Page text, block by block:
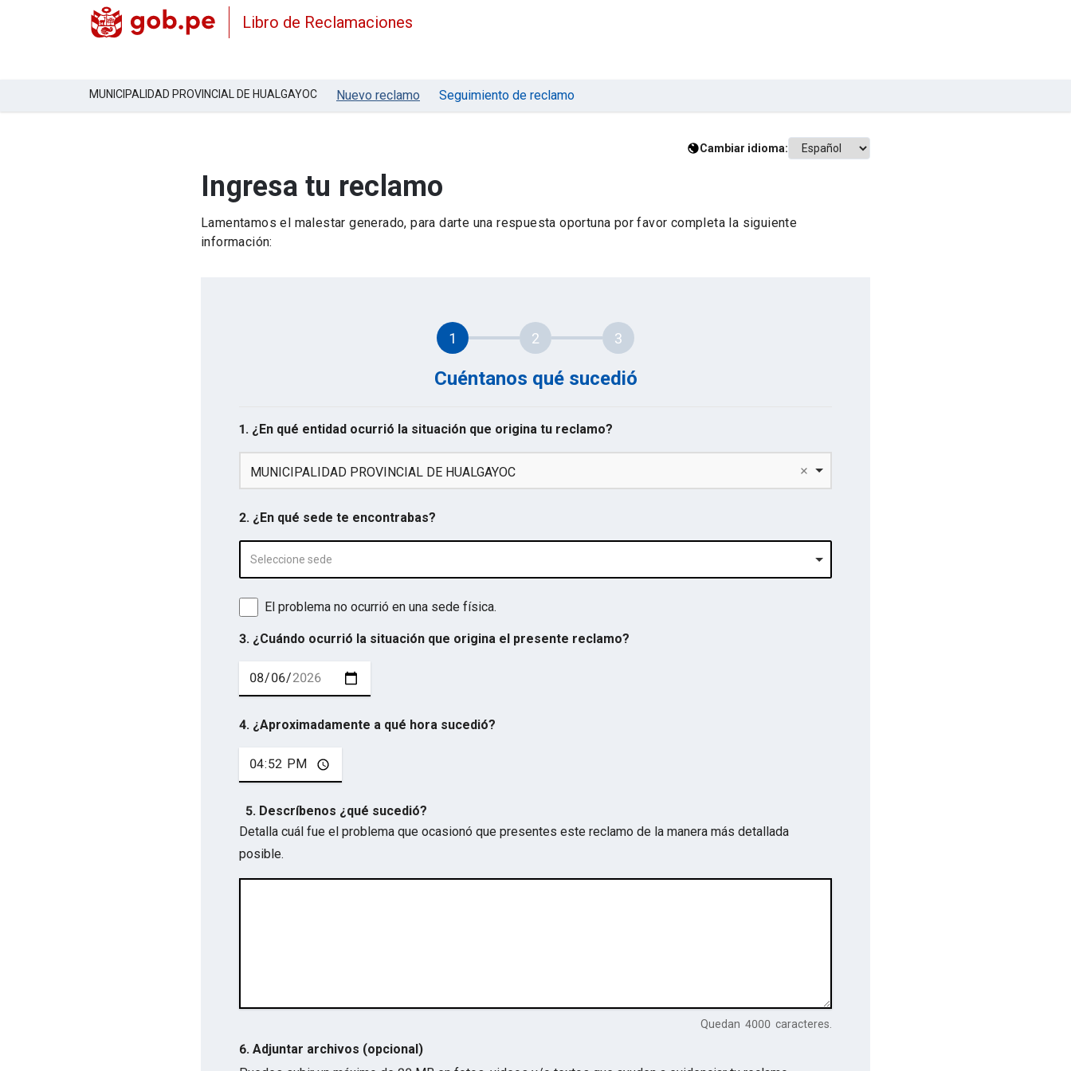
Libro de Reclamaciones
MUNICIPALIDAD PROVINCIAL DE HUALGAYOC Nuevo reclamo Seguimiento de reclamo
Cambiar idioma:
Ingresa tu reclamo
Lamentamos el malestar generado, para darte una respuesta oportuna por favor completa la siguiente
información:
1 2 3
Cuéntanos qué sucedió
1. ¿En qué entidad ocurrió la situación que origina tu reclamo?
MUNICIPALIDAD PROVINCIAL DE HUALGAYOC
2. ¿En qué sede te encontrabas?
Seleccione sede
El problema no ocurrió en una sede física.
3. ¿Cuándo ocurrió la situación que origina el presente reclamo?
4. ¿Aproximadamente a qué hora sucedió?
5. Descríbenos ¿qué sucedió?
Detalla cuál fue el problema que ocasionó que presentes este reclamo de la manera más detallada
posible.
Quedan 4000 caracteres.
6. Adjuntar archivos (opcional)